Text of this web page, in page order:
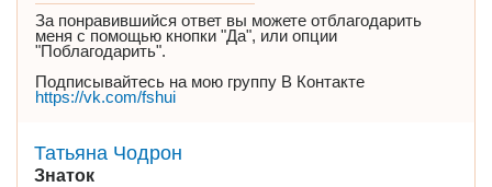
За понравившийся ответ вы можете отблагодарить
меня с помощью кнопки "Да", или опции
"Поблагодарить".
Подписывайтесь на мою группу В Контакте
https://vk.com/fshui
Татьяна Чодрон
Знаток